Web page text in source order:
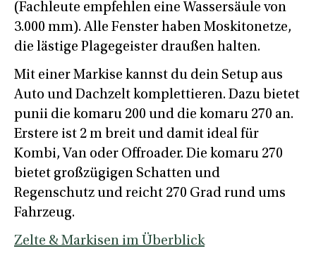
(Fachleute empfehlen eine Wassersäule von
3.000 mm). Alle Fenster haben Moskitonetze,
die lästige Plagegeister draußen halten.
Mit einer Markise kannst du dein Setup aus
Auto und Dachzelt komplettieren. Dazu bietet
punii die komaru 200 und die komaru 270 an.
Erstere ist 2 m breit und damit ideal für
Kombi, Van oder Offroader. Die komaru 270
bietet großzügigen Schatten und
Regenschutz und reicht 270 Grad rund ums
Fahrzeug.
Zelte & Markisen im Überblick